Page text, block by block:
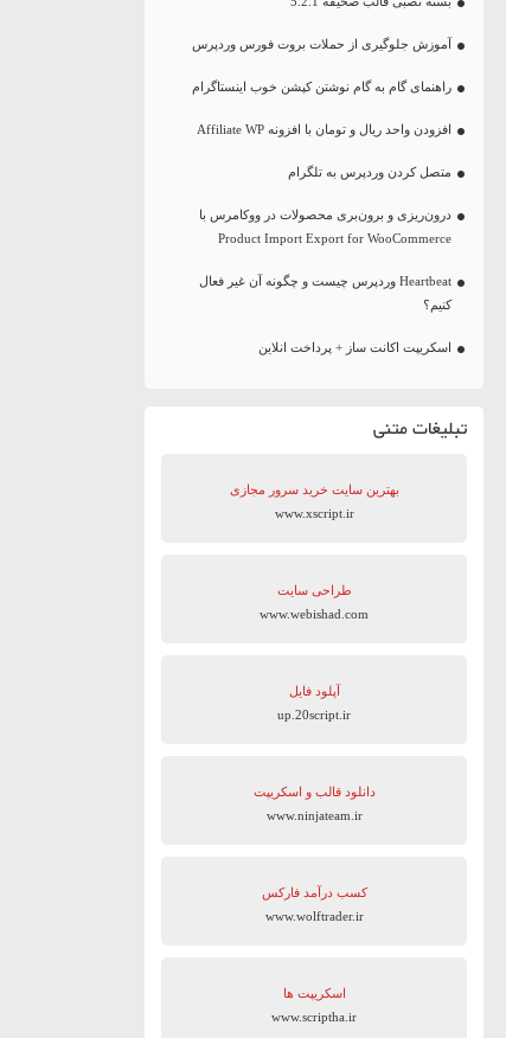
آموزش جلوگیری از حملات بروت فورس وردپرس
راهنمای گام به گام نوشتن کپشن خوب اینستاگرام
افزودن واحد ریال و تومان با افزونه Affiliate WP
متصل کردن وردپرس به تلگرام
درون‌ریزی و برون‌بری محصولات در ووکامرس با
Product Import Export for WooCommerce
Heartbeat وردپرس چیست و چگونه آن غیر فعال
کنیم؟
اسکریپت اکانت ساز + پرداخت انلاین
تبلیغات متنی
بهترین سایت‌ خرید سرور مجازی
www.xscript.ir
طراحی سایت
www.webishad.com
آپلود فایل
up.20script.ir
دانلود قالب و اسکریپت
www.ninjateam.ir
کسب درآمد فارکس
www.wolftrader.ir
اسکریپت ها
www.scriptha.ir